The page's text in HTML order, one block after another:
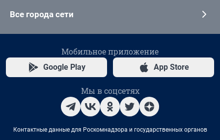
Все города сети
Мобильное приложение
Google Play App Store
Мы в соцсетях
Контактные данные для Роскомнадзора и государственных органов